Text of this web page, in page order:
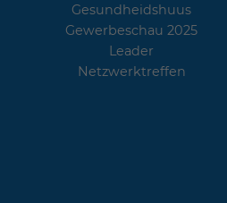
Gesundheidshuus
Gewerbeschau 2025
Leader
Netzwerktreffen